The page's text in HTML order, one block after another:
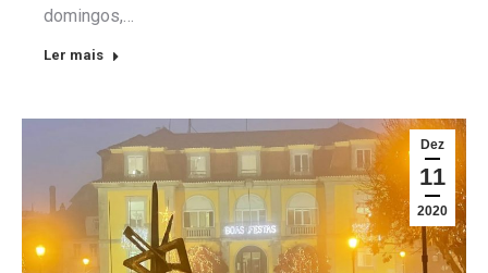
domingos,…
Ler mais
Dez
11
2020